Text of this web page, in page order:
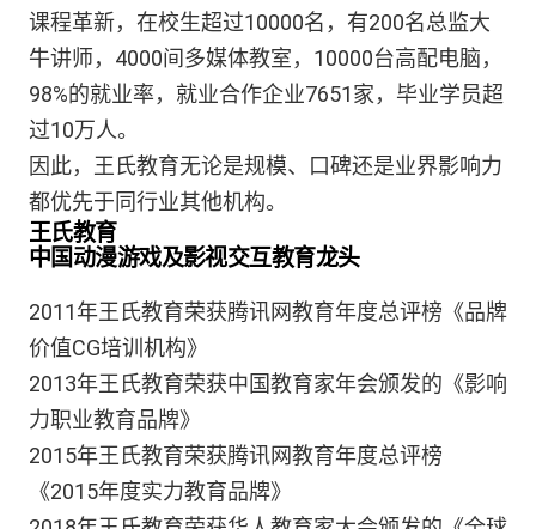
课程革新，在校生超过10000名，有200名总监大
牛讲师， 4000间多媒体教室， 10000台高配电脑，
98%的就业率，就业合作企业7651家，毕业学员超
过10万人。
因此，王氏教育无论是规模、口碑还是业界影响力
都优先于同行业其他机构。
王氏教育
中国动漫游戏及影视交互教育龙头
2011年王氏教育荣获腾讯网教育年度总评榜《品牌
价值CG培训机构》
2013年王氏教育荣获中国教育家年会颁发的《影响
力职业教育品牌》
2015年王氏教育荣获腾讯网教育年度总评榜
《2015年度实力教育品牌》